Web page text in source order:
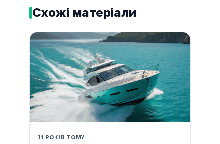
Схожі матеріали
11 РОКІВ ТОМУ